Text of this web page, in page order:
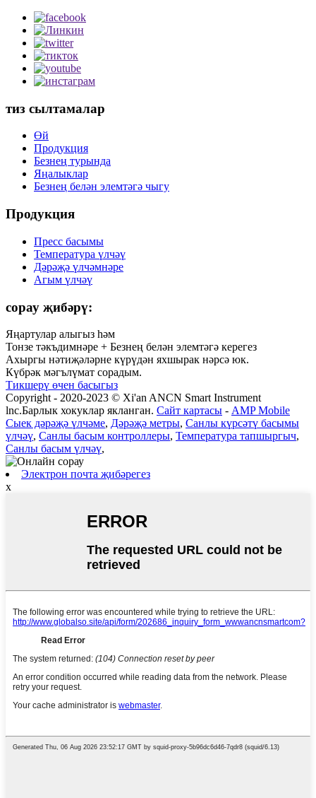
тиз сылтамалар
Өй
Продукция
Безнең турында
Яңалыклар
Безнең белән элемтәгә чыгу
Продукция
Пресс басымы
Температура үлчәү
Дәрәҗә үлчәмнәре
Агым үлчәү
сорау җибәрү:
Яңартулар алыгыз һәм
Тонзе тәкъдимнәре + Безнең белән элемтәгә керегез
Ахыргы нәтиҗәләрне күрүдән яхшырак нәрсә юк.
Күбрәк мәгълүмат сорадым.
Тикшерү өчен басыгыз
Copyright - 2020-2023 © Xi'an ANCN Smart Instrument
lnc.Барлык хокуклар якланган. Сайт картасы - AMP Mobile
Сыек дәрәҗә үлчәме, Дәрәҗә метры, Санлы күрсәтү басымы
үлчәү, Санлы басым контроллеры, Температура тапшыргыч,
Санлы басым үлчәү,
Электрон почта җибәрегез
x